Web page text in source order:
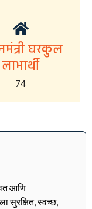
घरकुल
लाभार्थी
74
आणि
सुरक्षित, स्वच्छ,